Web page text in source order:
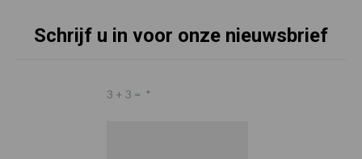
Schrijf u in voor onze nieuwsbrief
3 + 3 = *